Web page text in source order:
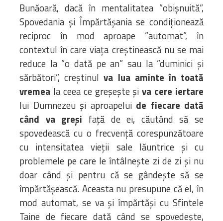
Bunăoară, dacă în mentalitatea ”obișnuită”,
Spovedania și Împărtășania se condiționează
reciproc în mod aproape ”automat”, în
contextul în care viața creștinească nu se mai
reduce la ”o dată pe an” sau la ”duminici și
sărbători”, creștinulva lua aminte în toată
vremea la ceea ce greșește șiva cere iertare
lui Dumnezeu și aproapelui de fiecare dată
când va greși față de ei, căutând să se
spovedească cu o frecvență corespunzătoare
cu intensitatea vieții sale lăuntrice și cu
problemele pe care le întâlnește zi de zi și nu
doar când și pentru că se gândește să se
împărtășească. Aceasta nu presupune că el, în
mod automat, se va și împărtăși cu Sfintele
Taine de fiecare dată când se spovedește,